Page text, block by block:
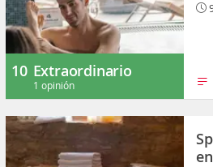
10 Extraordinario
1 opinión